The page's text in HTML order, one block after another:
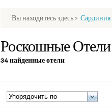
Вы находитесь здесь > Сардиния
Роскошные
34 найденные отели